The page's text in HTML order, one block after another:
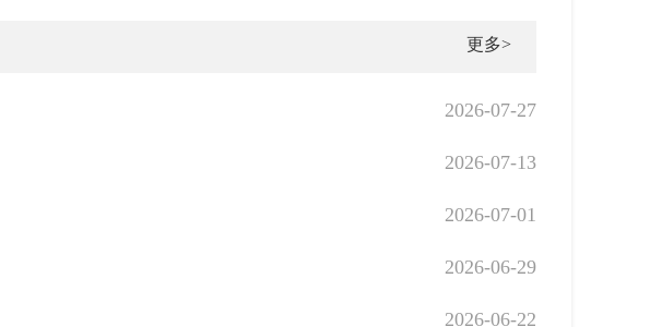
更多>
2026-07-27
2026-07-13
2026-07-01
2026-06-29
2026-06-22